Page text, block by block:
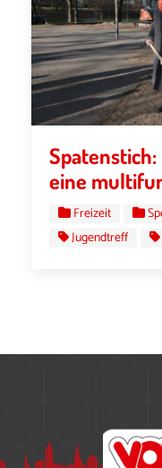
eine
Freizeit
Jugendtreff